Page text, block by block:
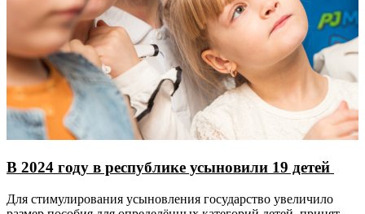
В 2024 году в республике усыновили 19 детей
Для стимулирования усыновления государство увеличило